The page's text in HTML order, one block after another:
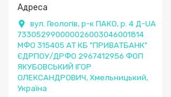
вул. Геологів, р-к ПАКО, р. 4 Д-UA
733052990000026003046001814
МФО 315405 АТ КБ "ПРИВАТБАНК"
ЄДРПОУ/ДРФО 2967412956 ФОП
ЯКУБОВСЬКИЙ ІГОР
ОЛЕКСАНДРОВИЧ, Хмельницький,
Україна